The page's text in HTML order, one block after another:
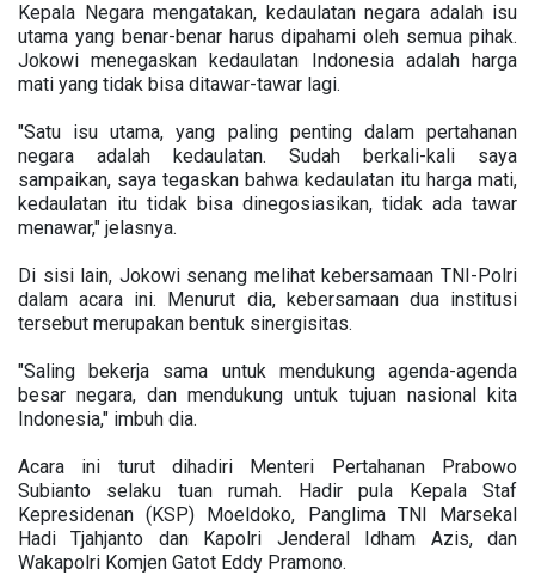
Kepala Negara mengatakan, kedaulatan negara adalah isu
utama yang benar-benar harus dipahami oleh semua pihak.
Jokowi menegaskan kedaulatan Indonesia adalah harga
mati yang tidak bisa ditawar-tawar lagi.
"Satu isu utama, yang paling penting dalam pertahanan
negara adalah kedaulatan. Sudah berkali-kali saya
sampaikan, saya tegaskan bahwa kedaulatan itu harga mati,
kedaulatan itu tidak bisa dinegosiasikan, tidak ada tawar
menawar," jelasnya.
Di sisi lain, Jokowi senang melihat kebersamaan TNI-Polri
dalam acara ini. Menurut dia, kebersamaan dua institusi
tersebut merupakan bentuk sinergisitas.
"Saling bekerja sama untuk mendukung agenda-agenda
besar negara, dan mendukung untuk tujuan nasional kita
Indonesia," imbuh dia.
Acara ini turut dihadiri Menteri Pertahanan Prabowo
Subianto selaku tuan rumah. Hadir pula Kepala Staf
Kepresidenan (KSP) Moeldoko, Panglima TNI Marsekal
Hadi Tjahjanto dan Kapolri Jenderal Idham Azis, dan
Wakapolri Komjen Gatot Eddy Pramono.